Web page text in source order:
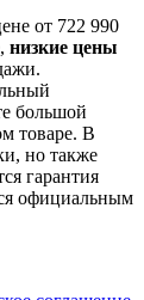
от 722 990
низкие цены
большой
товаре. В
но также
гарантия
официальным